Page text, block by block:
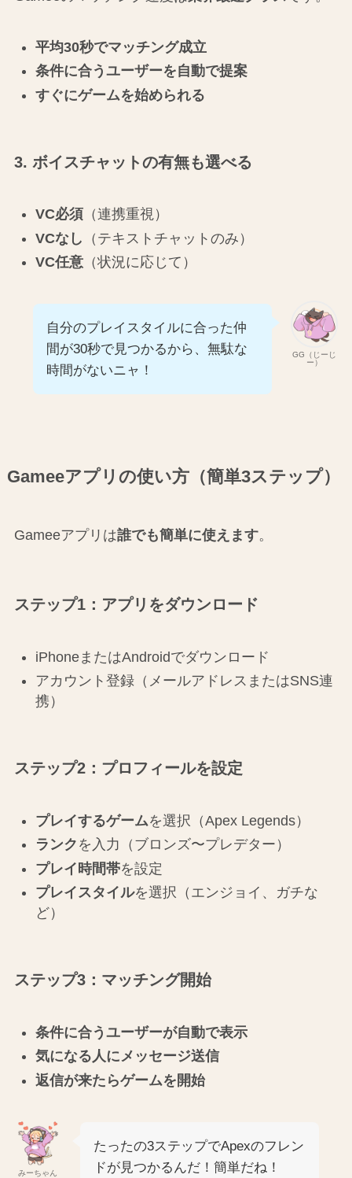
平均30秒でマッチング成立
条件に合うユーザーを自動で提案
すぐにゲームを始められる
3. ボイスチャットの有無も選べる
VC必須（連携重視）
VCなし （テキストチャットのみ）
VC任意（状況に応じて）
GG（じーじ
ー）
自分のプレイスタイルに合った仲
間が30秒で見つかるから、無駄な
時間がないニャ！
Gameeアプリの使い方（簡単3ステップ）
Gameeアプリは誰でも簡単に使えます。
ステップ1：アプリをダウンロード
iPhoneまたはAndroidでダウンロード
アカウント登録（メールアドレスまたはSNS連
携）
ステップ2：プロフィールを設定
プレイするゲームを選択（Apex Legends）
ランク を入力（ブロンズ〜プレデター）
プレイ時間帯を設定
プレイスタイルを選択（エンジョイ、ガチな
ど）
ステップ3：マッチング開始
条件に合うユーザーが自動で表示
気になる人にメッセージ送信
返信が来たらゲームを開始
みーちゃん
たったの3ステップでApexのフレン
ドが見つかるんだ！簡単だね！